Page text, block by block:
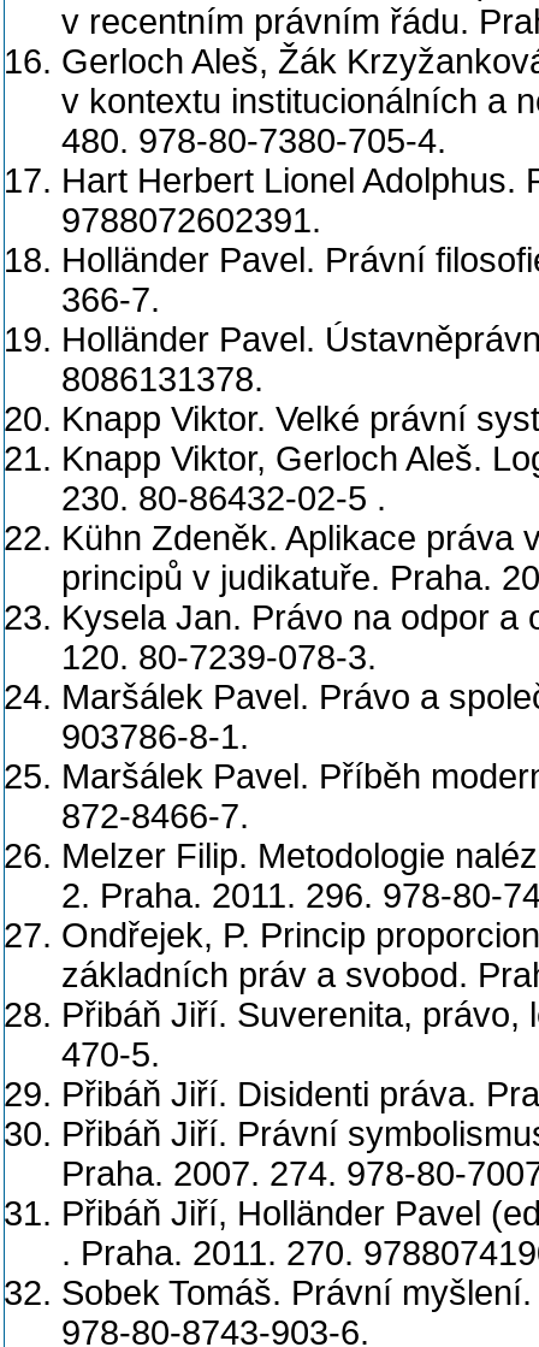
v recentním právním řádu.
Gerloch Aleš, Žák
v kontextu institucionálních a
480. 978-80-7380-705-4.
Hart Herbert Lionel Adolphus.
9788072602391.
Holländer Pavel. Právní
366-7.
Holländer Pavel.
8086131378.
Knapp Viktor. Velké právní
Knapp Viktor, Gerloch Aleš.
230. 80-86432-02-5 .
Kühn Zdeněk. Aplikace práva
principů v judikatuře. Praha.
Kysela Jan. Právo na odpor a
120. 80-7239-078-3.
Maršálek Pavel. Právo a
903786-8-1.
Maršálek Pavel. Příběh
872-8466-7.
Melzer Filip. Metodologie
2. Praha. 2011. 296. 978-80-
Ondřejek, P. Princip
základních práv a svobod.
Přibáň Jiří. Suverenita, právo,
470-5.
Přibáň Jiří. Disidenti práva.
Přibáň Jiří. Právní
Praha. 2007. 274. 978-80-
Přibáň Jiří, Holländer Pavel
. Praha. 2011. 270.
Sobek Tomáš. Právní
978-80-8743-903-6.